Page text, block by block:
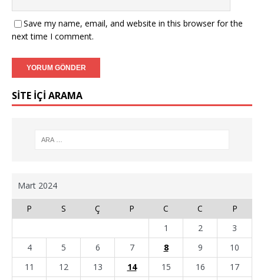
Save my name, email, and website in this browser for the
next time I comment.
SİTE İÇİ ARAMA
Mart 2024
P S Ç P C C
P
1
2
3
4
5 6 7 8 9
10
11
12 13 14 15 16
17